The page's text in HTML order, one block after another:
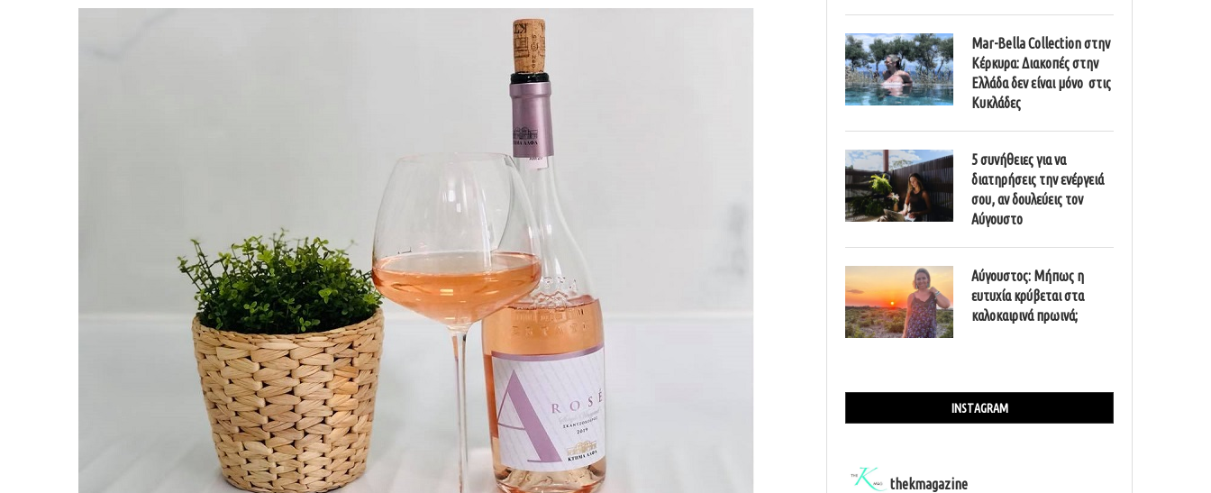
Mar-Bella Collection στην
Κέρκυρα: Διακοπές στην
Ελλάδα δεν είναι μόνο στις
Κυκλάδες
5 συνήθειες για να
διατηρήσεις την ενέργειά
σου, αν δουλεύεις τον
Αύγουστο
Αύγουστος: Μήπως η
ευτυχία κρύβεται στα
καλοκαιρινά πρωινά;
INSTAGRAM
thekmagazine